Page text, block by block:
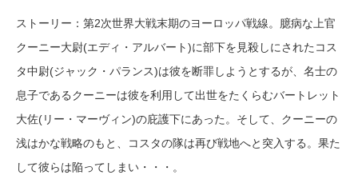
ストーリー：第2次世界大戦末期のヨーロッパ戦線。臆病な上官
クーニー大尉(エディ・アルバート)に部下を見殺しにされたコス
タ中尉(ジャック・パランス)は彼を断罪しようとするが、名士の
息子であるクーニーは彼を利用して出世をたくらむバートレット
大佐(リー・マーヴィン)の庇護下にあった。そして、クーニーの
浅はかな戦略のもと、コスタの隊は再び戦地へと突入する。果た
して彼らは陥ってしまい・・・。